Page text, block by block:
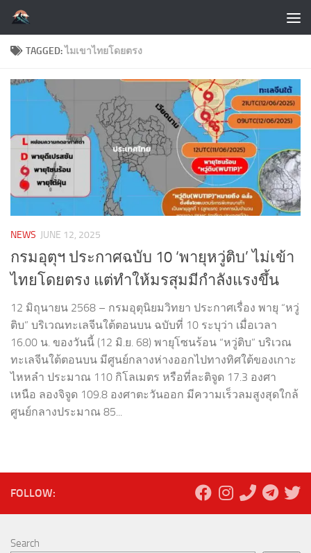
Skip to content
TAGGED:ไมเขาไทยโดยตรง
NEWS JUNE 12, 2025
กรมอุตุฯ ประกาศฉบับ 10 ‘พายุหวู่ติบ’ ไม่เข้า
ไทยโดยตรง แต่ทำให้มรสุมมีกำลังแรงขึ้น
12 มิถุนายน 2568 – กรมอุตุนิยมวิทยา ประกาศเรื่อง พายุ “หวู่
ติบ” บริเวณทะเลจีนใต้ตอนบน ฉบับที่ 10 ระบุว่า เมื่อเวลา
16.00 น. ของวันนี้ (12 มิ.ย. 68) พายุโซนร้อน “หวู่ติบ” บริเวณ
ทะเลจีนใต้ตอนบน มีศูนย์กลางห่างออกไปทางทิศใต้ของเกาะ
ไหหลำ ประมาณ 110 กิโลเมตร หรือที่ละติจูด 17.3 องศา
เหนือ ลองจิจูด 109.8 องศาตะวันออก มีความเร็วลมสูงสุดใกล้
ศูนย์กลางประมาณ 85...
FOLLOW:
Search